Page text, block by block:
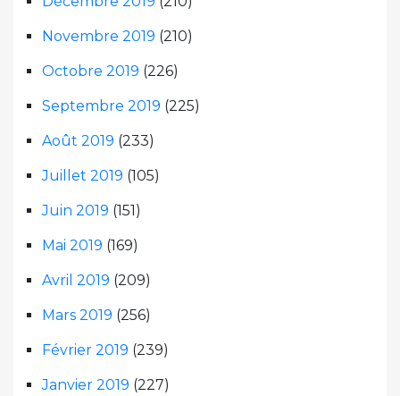
Novembre 2019 (210)
Octobre 2019 (226)
Septembre 2019 (225)
Août 2019 (233)
Juillet 2019 (105)
Juin 2019 (151)
Mai 2019 (169)
Avril 2019 (209)
Mars 2019 (256)
Février 2019 (239)
Janvier 2019 (227)